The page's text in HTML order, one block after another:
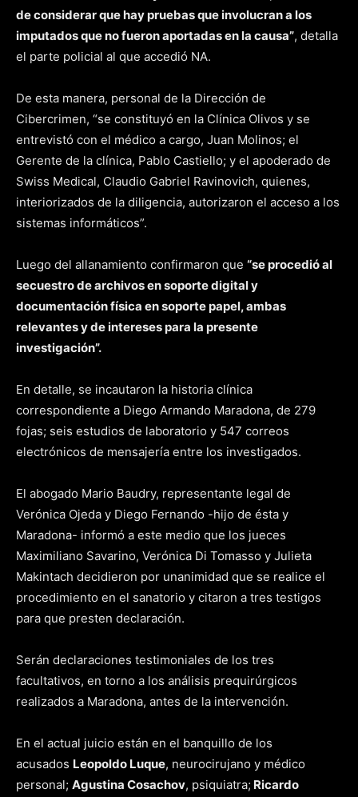
de considerar que hay pruebas que involucran a los
imputados que no fueron aportadas en la causa”, detalla
el parte policial al que accedió NA.
De esta manera, personal de la Dirección de
Cibercrimen, “se constituyó en la Clínica Olivos y se
entrevistó con el médico a cargo, Juan Molinos; el
Gerente de la clínica, Pablo Castiello; y el apoderado de
Swiss Medical, Claudio Gabriel Ravinovich, quienes,
interiorizados de la diligencia, autorizaron el acceso a los
sistemas informáticos”.
Luego del allanamiento confirmaron que “se procedió al
secuestro de archivos en soporte digital y
documentación física en soporte papel, ambas
relevantes y de intereses para la presente
investigación”.
En detalle, se incautaron la historia clínica
correspondiente a Diego Armando Maradona, de 279
fojas; seis estudios de laboratorio y 547 correos
electrónicos de mensajería entre los investigados.
El abogado Mario Baudry, representante legal de
Verónica Ojeda y Diego Fernando -hijo de ésta y
Maradona- informó a este medio que los jueces
Maximiliano Savarino, Verónica Di Tomasso y Julieta
Makintach decidieron por unanimidad que se realice el
procedimiento en el sanatorio y citaron a tres testigos
para que presten declaración.
Serán declaraciones testimoniales de los tres
facultativos, en torno a los análisis prequirúrgicos
realizados a Maradona, antes de la intervención.
En el actual juicio están en el banquillo de los
acusados Leopoldo Luque, neurocirujano y médico
personal; Agustina Cosachov, psiquiatra; Ricardo